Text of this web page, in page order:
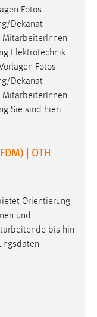
Fotos
Dekanat
MitarbeiterInnen
Elektrotechnik
Fotos
Dekanat
MitarbeiterInnen
Sie sind hier:
| OTH
Orientierung
und
bis hin